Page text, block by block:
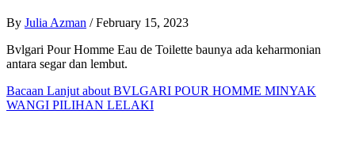
By Julia Azman / February 15, 2023
Bvlgari Pour Homme Eau de Toilette baunya ada keharmonian
antara segar dan lembut.
Bacaan Lanjut about BVLGARI POUR HOMME MINYAK
WANGI PILIHAN LELAKI